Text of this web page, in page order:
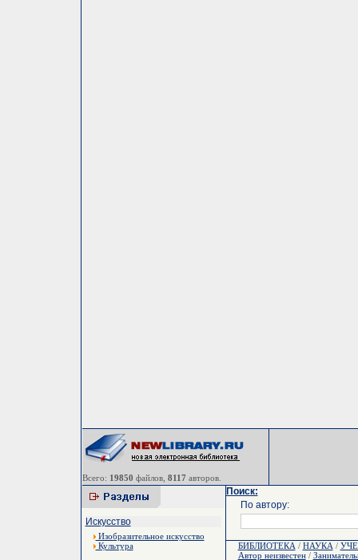
Всего: 19850 файлов, 8117 авторов.
Искусство
Изобразительное искусство
Культура
Поиск:
По автору:
БИБЛИОТЕКА / НАУКА /
Автор неизвестен/